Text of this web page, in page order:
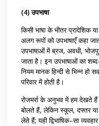
(4) उपभाषा
किसी भाषा के भीतर प्रादेशिक
अलग रूपों को उपभाषाएँ कहा
उपभाषाओं में ब्रज, अवधी,
जाता है। इन उपभाषाओं का
नियम मानक हिन्दी से भिन्न
परिवार में होती है।
रोजमर्रा के अनुभव में हम देखते हैं
बोलते हैं, लेकिन स्कूल, दफ्तर या
लेते हैं; यही द्विभाषिक–सा